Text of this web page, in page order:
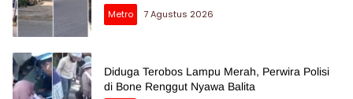
Metro
7 Agustus 2026
Diduga Terobos Lampu Merah, Perwira Polisi
di Bone Renggut Nyawa Balita